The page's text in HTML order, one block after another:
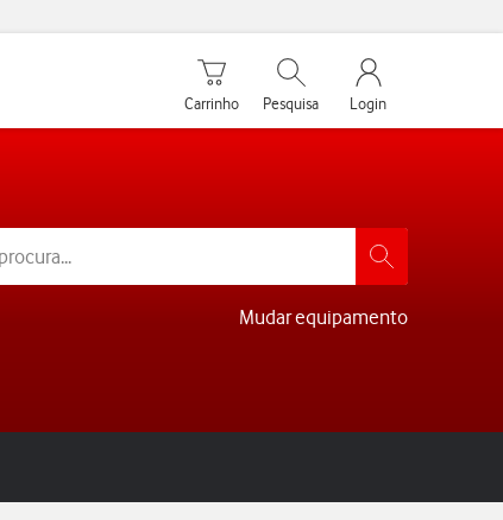
Carrinho de compras
Carrinho
Pesquisar
Pesquisa
My Vodafone
Login
Mudar equipamento